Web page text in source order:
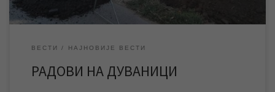
ВЕСТИ НАЈНОВИЈЕ ВЕСТИ
РАДОВИ НА ДУВАНИЦИ